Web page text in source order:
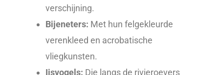
verschijning.
Bijeneters: Met hun felgekleurde
verenkleed en acrobatische
vliegkunsten.
Ijsvogels: Die langs de rivieroevers